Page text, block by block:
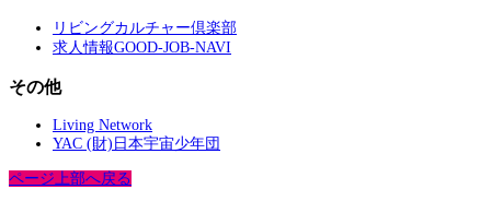
リビングカルチャー倶楽部
求人情報GOOD-JOB-NAVI
その他
Living Network
YAC (財)日本宇宙少年団
ページ上部へ戻る